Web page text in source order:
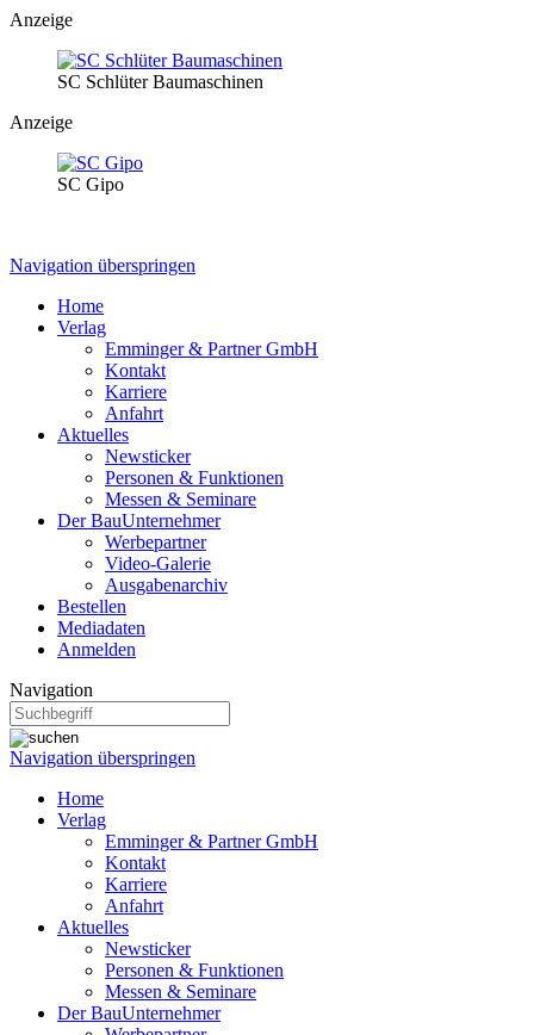
Anzeige
SC Schlüter Baumaschinen
Anzeige
SC Gipo
Navigation überspringen
Home
Verlag
Emminger & Partner GmbH
Kontakt
Karriere
Anfahrt
Aktuelles
Newsticker
Personen & Funktionen
Messen & Seminare
Der BauUnternehmer
Werbepartner
Video-Galerie
Ausgabenarchiv
Bestellen
Mediadaten
Anmelden
Navigation
Navigation überspringen
Home
Verlag
Emminger & Partner GmbH
Kontakt
Karriere
Anfahrt
Aktuelles
Newsticker
Personen & Funktionen
Messen & Seminare
Der BauUnternehmer